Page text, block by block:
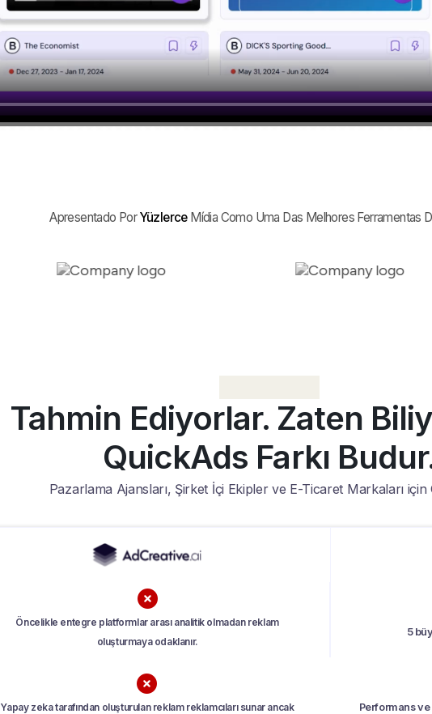
Apresentado PorYüzlerceMídia Como Uma Das Melhores Ferramentas
Tahmin Ediyorlar. Zaten
QuickAds Farkı
Pazarlama Ajansları, Şirket İçi Ekipler ve E-Ticaret Markaları

Öncelikle entegre platformlar arası analitik olmadan reklam
oluşturmaya odaklanır.
5

Yapay zeka tarafından oluşturulan reklam reklamcıları sunar ancak
Performans